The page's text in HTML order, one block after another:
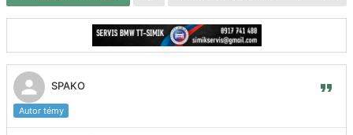
SPAKO
Autor témy